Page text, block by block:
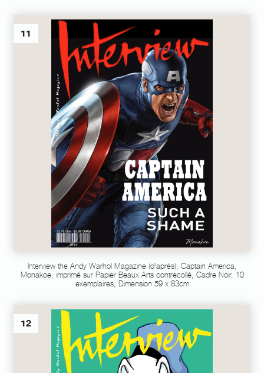
11
Interview the Andy Warhol Magazine (d'après), Captain America,
Monakoe, imprimé sur Papier Beaux Arts contrecollé, Cadre Noir, 10
exemplaires, Dimension 59 x 83cm
12